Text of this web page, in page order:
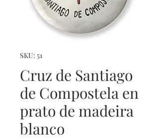
SKU: 51
Cruz de Santiago
de Compostela en
prato de madeira
blanco